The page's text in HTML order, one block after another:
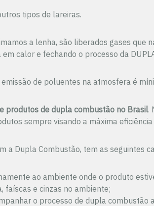
tipos de lareiras.
a lenha, são liberados gases
calor e fechando o processo da
de poluentes na atmosfera é
produtos de dupla combustão no Brasil.
sempre visando a máxima
Dupla Combustão, tem as seguintes
ao ambiente onde o produto
faíscas e cinzas no ambiente;
o processo de dupla combustão